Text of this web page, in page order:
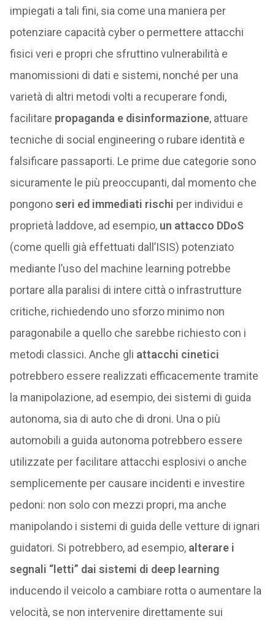
impiegati a tali fini, sia come una maniera per
potenziare capacità cyber o permettere attacchi
fisici veri e propri che sfruttino vulnerabilità e
manomissioni di dati e sistemi, nonché per una
varietà di altri metodi volti a recuperare fondi,
facilitare propaganda e disinformazione, attuare
tecniche di social engineering o rubare identità e
falsificare passaporti. Le prime due categorie sono
sicuramente le più preoccupanti, dal momento che
pongonoseri ed immediati rischi per individui e
proprietà laddove, ad esempio, un attacco DDoS
(come quelli già effettuati dall’ISIS) potenziato
mediante l’uso del machine learning potrebbe
portare alla paralisi di intere città o infrastrutture
critiche, richiedendo uno sforzo minimo non
paragonabile a quello che sarebbe richiesto con i
metodi classici. Anche gli attacchi cinetici
potrebbero essere realizzati efficacemente tramite
la manipolazione, ad esempio, dei sistemi di guida
autonoma, sia di auto che di droni. Una o più
automobili a guida autonoma potrebbero essere
utilizzate per facilitare attacchi esplosivi o anche
semplicemente per causare incidenti e investire
pedoni: non solo con mezzi propri, ma anche
manipolando i sistemi di guida delle vetture di ignari
guidatori. Si potrebbero, ad esempio, alterare i
segnali “letti” dai sistemi di deep learning
inducendo il veicolo a cambiare rotta o aumentare la
velocità, se non intervenire direttamente sui